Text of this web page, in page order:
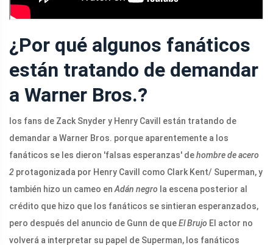
¿Por qué algunos fanáticos
están tratando de demandar
a Warner Bros.?
los fans de Zack Snyder y Henry Cavill están tratando de
demandar a Warner Bros. porque aparentemente a los
fanáticos se les dieron 'falsas esperanzas' dehombre de acero
2 protagonizada por Henry Cavill como Clark Kent/ Superman, y
también hizo un cameo enAdán negro la escena posterior al
crédito que hizo que los fanáticos se sintieran esperanzados,
pero después del anuncio de Gunn de queEl Brujo El actor no
volverá a interpretar su papel de Superman, los fanáticos